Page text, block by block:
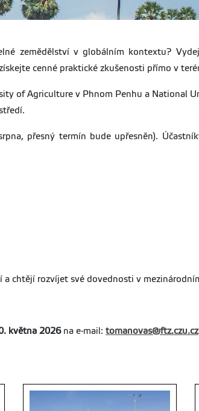
zemědělství v globálním kontextu?
cenné praktické zkušenosti přímo v
of Agriculture v Phnom Penhu a National
přesný termín bude upřesněn).
chtějí rozvíjet své dovednosti v
května 2026na e-mail: tomanovas@ftz.czu.cz